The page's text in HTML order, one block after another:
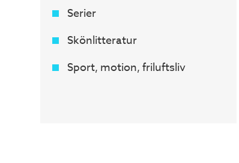
Serier
Skönlitteratur
Sport, motion, friluftsliv